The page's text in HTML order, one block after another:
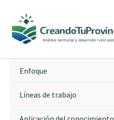
contenido
Enfoque
Líneas de trabajo